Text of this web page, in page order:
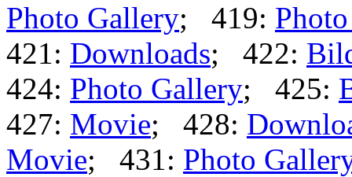
Photo Gallery; 419:
421: Downloads; 422:
424: Photo Gallery; 425:
427: Movie; 428:
Movie; 431: Photo